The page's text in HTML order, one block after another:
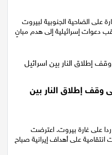
على الضاحية الجنوبية لبيروت
دعوات إسرائيلية إلى هدم مبانٍ
وقف إطلاق النار بين
على غارة بيروت. اعترضت
انتقامية على أهداف إيرانية صباح